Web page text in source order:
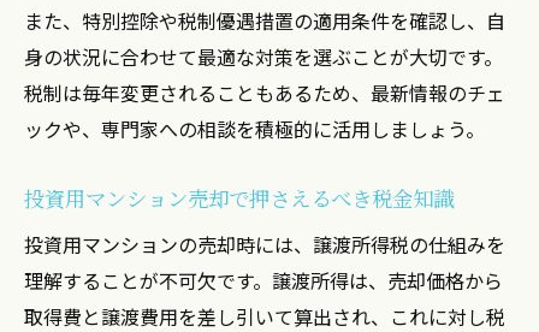
また、特別控除や税制優遇措置の適用条件を確認し、自
身の状況に合わせて最適な対策を選ぶことが大切です。
税制は毎年変更されることもあるため、最新情報のチェ
ックや、専門家への相談を積極的に活用しましょう。
投資用マンション売却で押さえるべき税金知識
投資用マンションの売却時には、譲渡所得税の仕組みを
理解することが不可欠です。譲渡所得は、売却価格から
取得費と譲渡費用を差し引いて算出され、これに対し税